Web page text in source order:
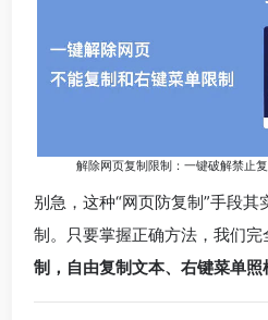
解除网页复制限制：一键破解禁止
别急，这种“网页防复制”手段
制。只要掌握正确方法，我们完
制，自由复制文本、右键菜单照